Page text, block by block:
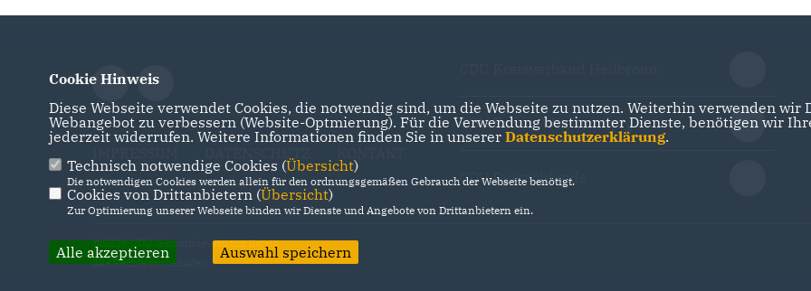
CDU Baden-Württemberg
CDU Deutschlands
@2026 CDU Gemeindeverband Ilsfeld
Alle Rechte vorbehalten.
Cookie Hinweis
Diese Webseite verwendet Cookies, die notwendig sind, um die Webseite zu nutzen. Weiterhin verwenden
Webangebot zu verbessern (Website-Optmierung). Für die Verwendung bestimmter Dienste, benötigen wir
jederzeit widerrufen. Weitere Informationen finden Sie in unserer Datenschutzerklärung.
Technisch notwendige Cookies (Übersicht)
Die notwendigen Cookies werden allein für den ordnungsgemäßen Gebrauch der Webseite benötigt.
Cookies von Drittanbietern (Übersicht)
Zur Optimierung unserer Webseite binden wir Dienste und Angebote von Drittanbietern ein.
Alle akzeptieren Auswahl speichern